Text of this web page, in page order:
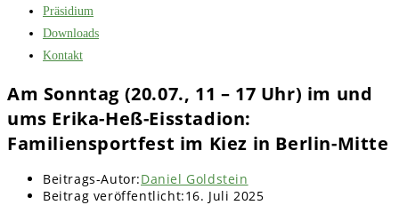
Präsidium
Downloads
Kontakt
Am Sonntag (20.07., 11 – 17 Uhr) im und
ums Erika-Heß-Eisstadion:
Familiensportfest im Kiez in Berlin-Mitte
Beitrags-Autor:Daniel Goldstein
Beitrag veröffentlicht:16. Juli 2025